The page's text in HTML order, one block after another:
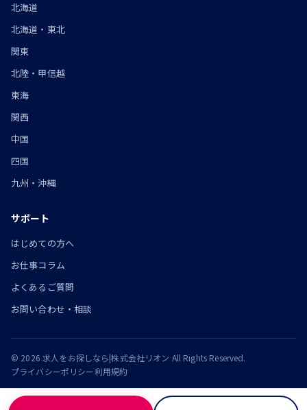
北海道
北海道・東北
関東
北陸・甲信越
東海
関西
中国
四国
九州・沖縄
サポート
はじめての方へ
お仕事コラム
よくあるご質問
お問い合わせ・相談
© 2026 求人をお探しなら|株式会社リオン All Rights Reserved.
プライバシーポリシー利用規約